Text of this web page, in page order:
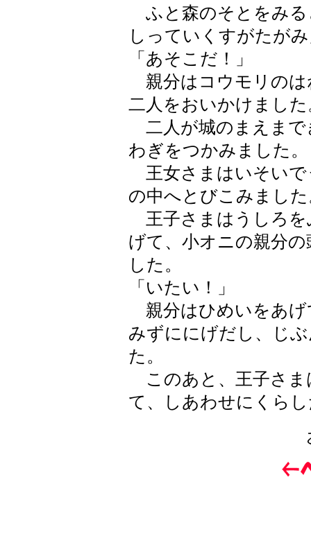
ふと森のそとをみる
しっていくすがたが
「あそこだ！」
親分はコウモリのは
二人をおいかけました
二人が城のまえまで
わぎをつかみました。
王女さまはいそいで
の中へとびこみまし
王子さまはうしろを
げて、小オニの親分
した。
「いたい！」
親分はひめいをあげ
みずににげだし、じ
た。
このあと、王子さま
て、しあわせにくら